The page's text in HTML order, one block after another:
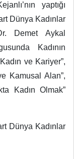
yaptığı
Dünya Kadınlar
Demet Aykal
Kadının
ve Kariyer”,
Kamusal Alan”,
Kadın Olmak”
Dünya Kadınlar